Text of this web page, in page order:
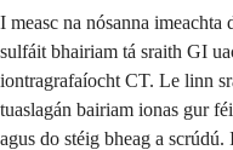
I measc na nósanna imeachta
sulfáit bhairiam tá sraith GI
iontragrafaíocht CT. Le linn
tuaslagán bairiam ionas gur
agus do stéig bheag a